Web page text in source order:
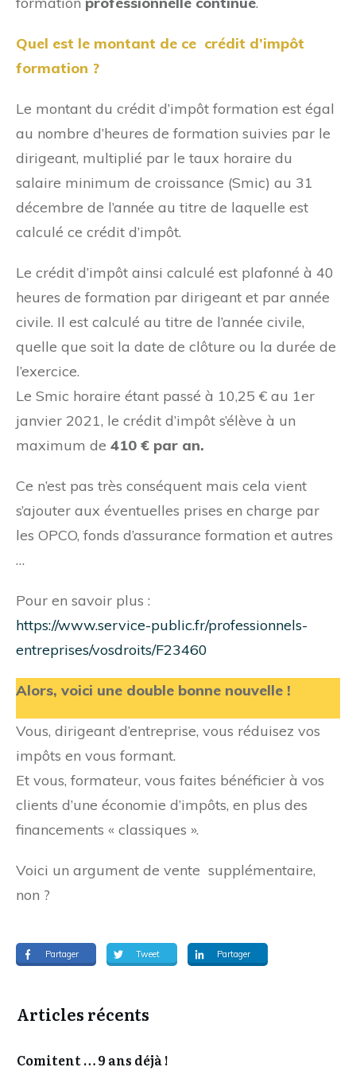
Quel est le montant de ce crédit d’impôt
formation ?
Le montant du crédit d’impôt formation est égal
au nombre d’heures de formation suivies par le
dirigeant, multiplié par le taux horaire du
salaire minimum de croissance (Smic) au 31
décembre de l’année au titre de laquelle est
calculé ce crédit d’impôt.
Le crédit d’impôt ainsi calculé est plafonné à 40
heures de formation par dirigeant et par année
civile. Il est calculé au titre de l’année civile,
quelle que soit la date de clôture ou la durée de
l’exercice.
Le Smic horaire étant passé à 10,25 € au 1er
janvier 2021, le crédit d’impôt s’élève à un
maximum de 410 € par an.
Ce n’est pas très conséquent mais cela vient
s’ajouter aux éventuelles prises en charge par
les OPCO, fonds d’assurance formation et autres
…
Pour en savoir plus :
https://www.service-public.fr/professionnels-
entreprises/vosdroits/F23460
Alors, voici une double bonne nouvelle !
Vous, dirigeant d’entreprise, vous réduisez vos
impôts en vous formant.
Et vous, formateur, vous faites bénéficier à vos
clients d’une économie d’impôts, en plus des
financements « classiques ».
Voici un argument de vente supplémentaire,
non ?
Partager Tweet Partager
Articles récents
Comitent … 9 ans déjà !